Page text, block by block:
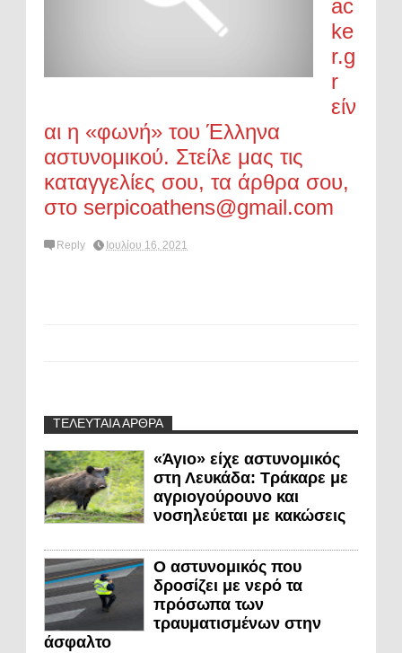
ac
ke
r.g
r
είν
αι η «φωνή» του Έλληνα
αστυνομικού. Στείλε μας τις
καταγγελίες σου, τα άρθρα σου,
στο serpicoathens@gmail.com
Reply Ιουλίου 16, 2021
ΤΕΛΕΥΤΑΙΑ ΑΡΘΡΑ
«Άγιο» είχε αστυνομικός
στη Λευκάδα: Τράκαρε με
αγριογούρουνο και
νοσηλεύεται με κακώσεις
Ο αστυνομικός που
δροσίζει με νερό τα
πρόσωπα των
τραυματισμένων στην
άσφαλτο